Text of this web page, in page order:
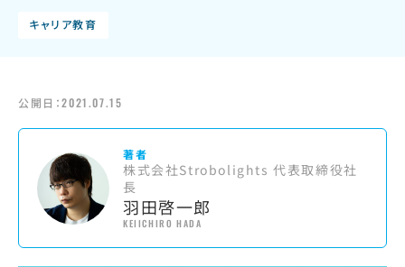
キャリア教育
公開日：2021.07.15
著者
株式会社Strobolights 代表取締役社
長
羽田啓一郎
KEIICHIRO HADA